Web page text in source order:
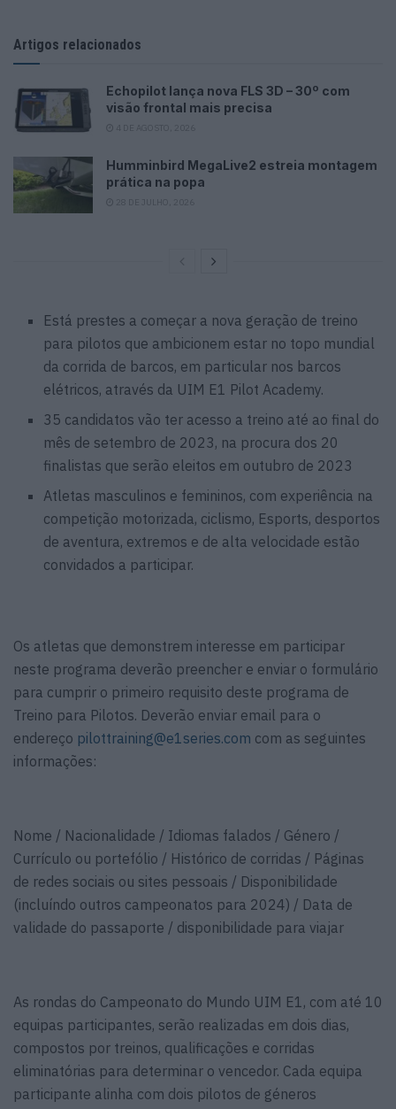
Artigos relacionados
Echopilot lança nova FLS 3D – 30º com
visão frontal mais precisa
Humminbird MegaLive2 estreia montagem
prática na popa
Está prestes a começar a nova geração de treino
para pilotos que ambicionem estar no topo mundial
da corrida de barcos, em particular nos barcos
elétricos, através da UIM E1 Pilot Academy.
35 candidatos vão ter acesso a treino até ao final do
mês de setembro de 2023, na procura dos 20
finalistas que serão eleitos em outubro de 2023
Atletas masculinos e femininos, com experiência na
competição motorizada, ciclismo, Esports, desportos
de aventura, extremos e de alta velocidade estão
convidados a participar.
Os atletas que demonstrem interesse em participar
neste programa deverão preencher e enviar o formulário
para cumprir o primeiro requisito deste programa de
Treino para Pilotos. Deverão enviar email para o
endereço pilottraining@e1series.com com as seguintes
informações:
Nome / Nacionalidade / Idiomas falados / Género /
Currículo ou portefólio / Histórico de corridas / Páginas
de redes sociais ou sites pessoais / Disponibilidade
(incluíndo outros campeonatos para 2024) / Data de
validade do passaporte / disponibilidade para viajar
As rondas do Campeonato do Mundo UIM E1, com até 10
equipas participantes, serão realizadas em dois dias,
compostos por treinos, qualificações e corridas
eliminatórias para determinar o vencedor. Cada equipa
participante alinha com dois pilotos de géneros